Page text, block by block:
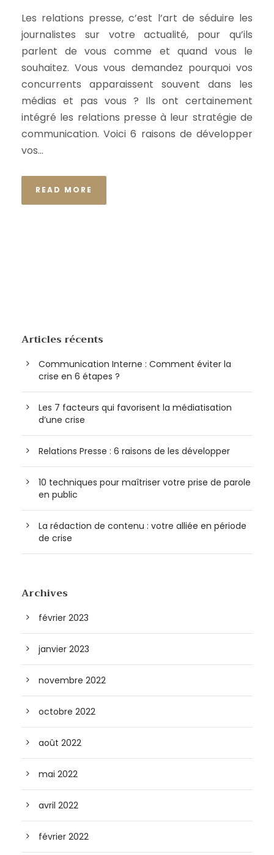
Les relations presse, c’est l’art de séduire les
journalistes sur votre actualité, pour qu’ils
parlent de vous comme et quand vous le
souhaitez. Vous vous demandez pourquoi vos
concurrents apparaissent souvent dans les
médias et pas vous ? Ils ont certainement
intégré les relations presse à leur stratégie de
communication. Voici 6 raisons de développer
vos...
READ MORE
Articles récents
Communication Interne : Comment éviter la
crise en 6 étapes ?
Les 7 facteurs qui favorisent la médiatisation
d’une crise
Relations Presse : 6 raisons de les développer
10 techniques pour maîtriser votre prise de parole
en public
La rédaction de contenu : votre alliée en période
de crise
Archives
février 2023
janvier 2023
novembre 2022
octobre 2022
août 2022
mai 2022
avril 2022
février 2022